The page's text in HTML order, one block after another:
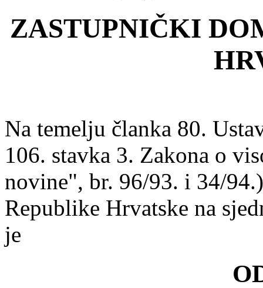
ZASTUPNIČKI
Na temelju članka 80.
106. stavka 3. Zakona o
novine", br. 96/93. i 34/
Republike Hrvatske na
je